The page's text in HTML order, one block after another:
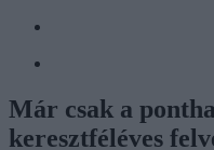
Már csak a
keresztféléves